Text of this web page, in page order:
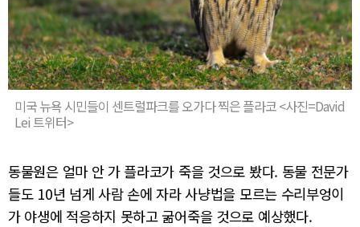
미국 뉴욕 시민들이 센트럴파크를 오가다 찍은 플라코 <사진=David
Lei 트위터>
동물원은 얼마 안 가 플라코가 죽을 것으로 봤다. 동물 전문가
들도 10년 넘게 사람 손에 자라 사냥법을 모르는 수리부엉이
가 야생에 적응하지 못하고 굶어죽을 것으로 예상했다.